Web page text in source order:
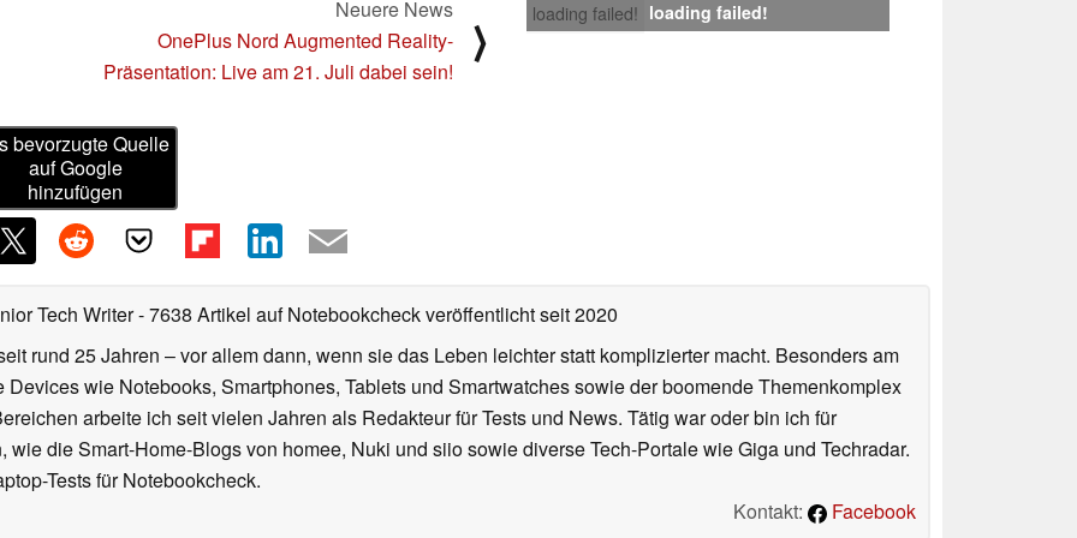
loading failed! loading failed!
Neuere News
OnePlus Nord Augmented Reality-
Präsentation: Live am 21. Juli dabei sein!
⟩
bevorzugte Quelle
auf Google
hinzufügen
Tech Writer- 7638 Artikel auf Notebookcheck veröffentlichtseit 2020
rund 25 Jahren – vor allem dann, wenn sie das Leben leichter statt komplizierter macht. Besonders am
wie Notebooks, Smartphones, Tablets und Smartwatches sowie der boomende Themenkomplex
arbeite ich seit vielen Jahren als Redakteur für Tests und News. Tätig war oder bin ich für
wie die Smart-Home-Blogs von homee, Nuki und siio sowie diverse Tech-Portale wie Giga und Techradar.
Tests für Notebookcheck.
Kontakt:
Facebook